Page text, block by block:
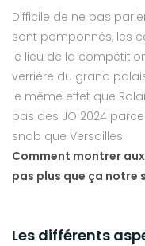
Difficile de ne pas
sont pomponnés, les
le lieu de la
verrière du grand
le même effet que
pas des JO 2024
snob que Versailles.
Comment montrer
pas plus que ça notre
Les différents